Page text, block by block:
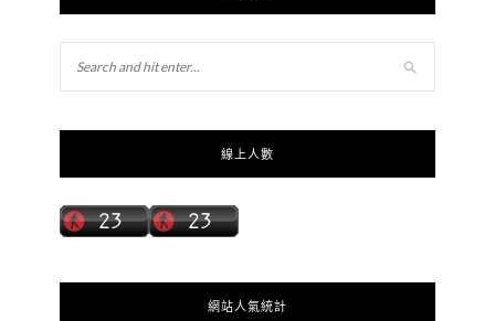
線上人數
網站人氣統計